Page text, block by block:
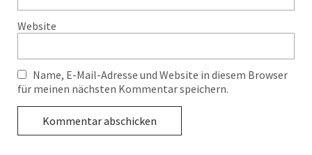
Website
Name, E-Mail-Adresse und Website in diesem Browser
für meinen nächsten Kommentar speichern.